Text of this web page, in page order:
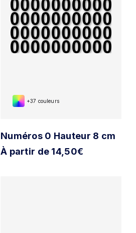
+37 couleurs
Numéros 0 Hauteur 8 cm
À partir de 14,50€